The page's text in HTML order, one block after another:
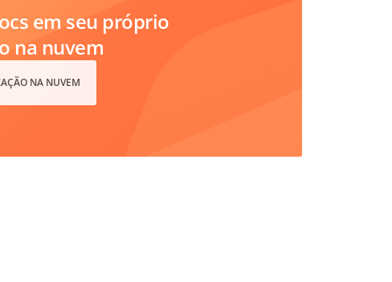
em seu próprio
na nuvem
NA NUVEM